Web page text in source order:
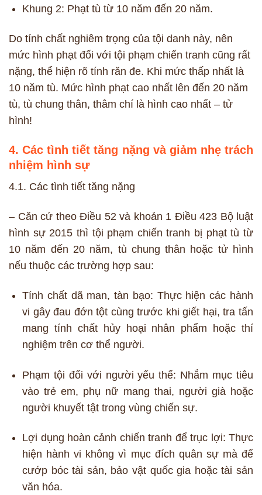
Khung 2: Phạt tù từ 10 năm đến 20 năm.
Do tính chất nghiêm trọng của tội danh này, nên
mức hình phạt đối với tội phạm chiến tranh cũng rất
nặng, thể hiện rõ tính răn đe. Khi mức thấp nhất là
10 năm tù. Mức hình phạt cao nhất lên đến 20 năm
tù, tù chung thân, thâm chí là hình cao nhất – tử
hình!
4. Các tình tiết tăng nặng và giảm nhẹ trách
nhiệm hình sự
4.1. Các tình tiết tăng nặng
– Căn cứ theo Điều 52 và khoản 1 Điều 423 Bộ luật
hình sự 2015 thì tội phạm chiến tranh bị phạt tù từ
10 năm đến 20 năm, tù chung thân hoặc tử hình
nếu thuộc các trường hợp sau:
Tính chất dã man, tàn bạo: Thực hiện các hành
vi gây đau đớn tột cùng trước khi giết hại, tra tấn
mang tính chất hủy hoại nhân phẩm hoặc thí
nghiệm trên cơ thể người.
Phạm tội đối với người yếu thế: Nhắm mục tiêu
vào trẻ em, phụ nữ mang thai, người già hoặc
người khuyết tật trong vùng chiến sự.
Lợi dụng hoàn cảnh chiến tranh để trục lợi: Thực
hiện hành vi không vì mục đích quân sự mà để
cướp bóc tài sản, bảo vật quốc gia hoặc tài sản
văn hóa.